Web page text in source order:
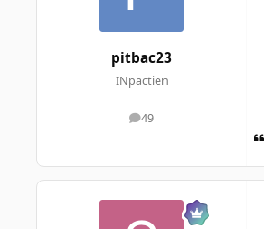
pitbac23
INpactien
49
messages